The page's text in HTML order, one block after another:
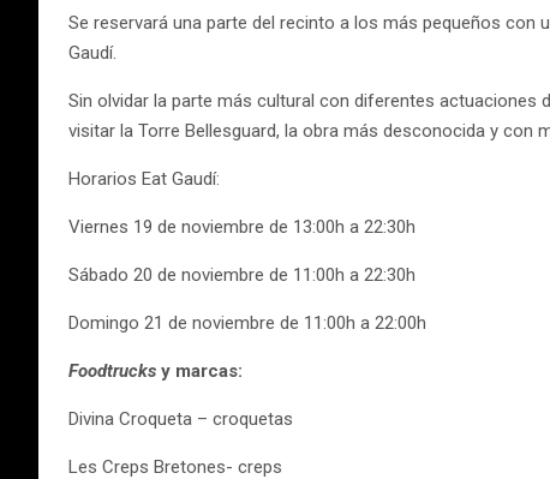
Se reservará una parte del recinto a los más pequeños
Gaudí.
Sin olvidar la parte más cultural con diferentes actuaciones
visitar la Torre Bellesguard, la obra más desconocida y con
Horarios Eat Gaudí:
Viernes 19 de noviembre de 13:00h a 22:30h
Sábado 20 de noviembre de 11:00h a 22:30h
Domingo 21 de noviembre de 11:00h a 22:00h
Foodtrucks y marcas:
Divina Croqueta – croquetas
Les Creps Bretones- creps